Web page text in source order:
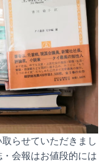
らせていただきまし
会報はお値段的には